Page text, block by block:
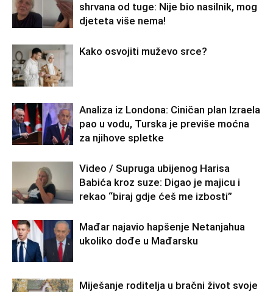
shrvana od tuge: Nije bio nasilnik, mog
djeteta više nema!
Kako osvojiti muževo srce?
Analiza iz Londona: Ciničan plan Izraela
pao u vodu, Turska je previše moćna
za njihove spletke
Video / Supruga ubijenog Harisa
Babića kroz suze: Digao je majicu i
rekao “biraj gdje ćeš me izbosti”
Mađar najavio hapšenje Netanjahua
ukoliko dođe u Mađarsku
Miješanje roditelja u bračni život svoje